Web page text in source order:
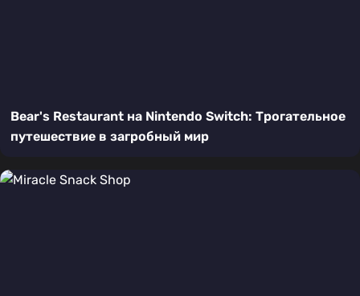
Bear's Restaurant на Nintendo Switch: Трогательное
путешествие в загробный мир